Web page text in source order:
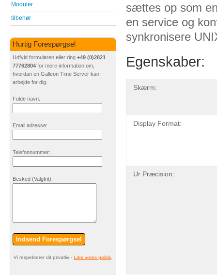
sættes op som
en service og
synkronisere
Egenskaber:
Skærm:
Display Format:
Ur Præcision:
Moduler
tilbehør
Hurtig Forespørgsel
Udfyld formularen eller ring +49 (0)2821
77762804 for mere information om,
hvordan en Galleon Time Server kan
arbejde for dig.
Fulde navn:
Email adresse:
Telefonnummer:
Besked (Valgfrit):
Indsend Forespørgsel
Vi respekterer dit privatliv - Læs vores politik.